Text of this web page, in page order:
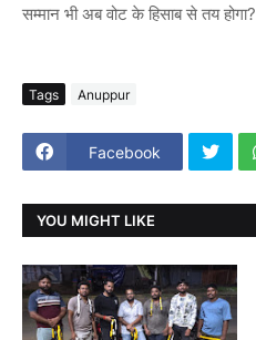
सम्मान भी अब वोट के हिसाब से तय होगा?
Tags Anuppur
Facebook
YOU MIGHT LIKE